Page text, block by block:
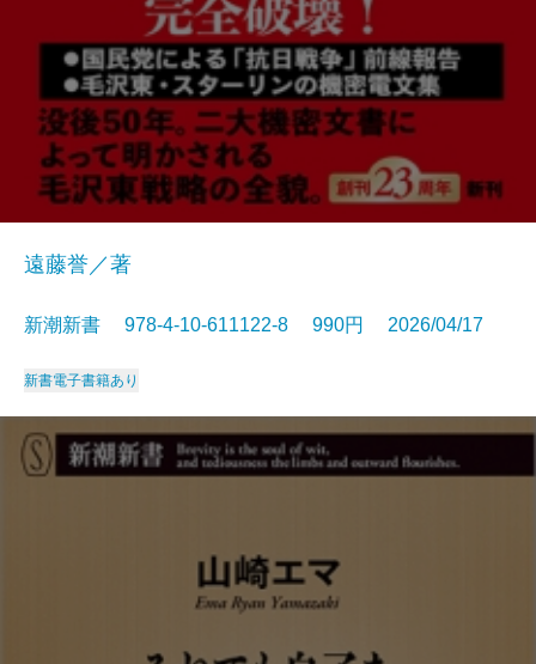
遠藤誉／著
新潮新書 978-4-10-611122-8 990円 2026/04/17
新書電子書籍あり